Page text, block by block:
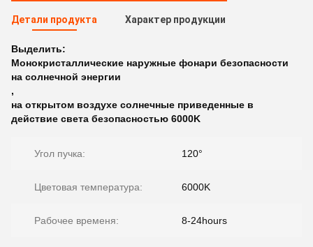
Детали продукта Характер продукции
Выделить:
Монокристаллические наружные фонари безопасности
на солнечной энергии
,
на открытом воздухе солнечные приведенные в
действие света безопасностью 6000K
Угол пучка: 120°
Цветовая температура: 6000K
Рабочее временя: 8-24hours